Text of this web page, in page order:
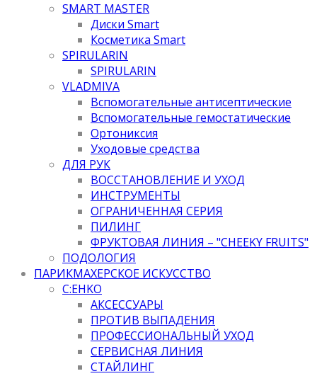
SMART MASTER
Диски Smart
Косметика Smart
SPIRULARIN
SPIRULARIN
VLADMIVA
Вспомогательные антисептические
Вспомогательные гемостатические
Ортониксия
Уходовые средства
ДЛЯ РУК
ВОССТАНОВЛЕНИЕ И УХОД
ИНСТРУМЕНТЫ
ОГРАНИЧЕННАЯ СЕРИЯ
ПИЛИНГ
ФРУКТОВАЯ ЛИНИЯ – "CHEEKY FRUITS"
ПОДОЛОГИЯ
ПАРИКМАХЕРСКОЕ ИСКУССТВО
C:EHKO
АКСЕССУАРЫ
ПРОТИВ ВЫПАДЕНИЯ
ПРОФЕССИОНАЛЬНЫЙ УХОД
СЕРВИСНАЯ ЛИНИЯ
СТАЙЛИНГ